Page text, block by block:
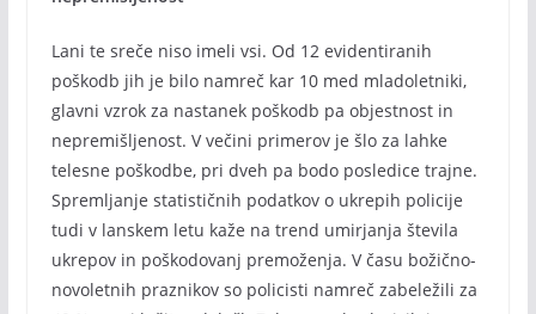
Lani te sreče niso imeli vsi. Od 12 evidentiranih
poškodb jih je bilo namreč kar 10 med mladoletniki,
glavni vzrok za nastanek poškodb pa objestnost in
nepremišljenost. V večini primerov je šlo za lahke
telesne poškodbe, pri dveh pa bodo posledice trajne.
Spremljanje statističnih podatkov o ukrepih policije
tudi v lanskem letu kaže na trend umirjanja števila
ukrepov in poškodovanj premoženja. V času božično-
novoletnih praznikov so policisti namreč zabeležili za